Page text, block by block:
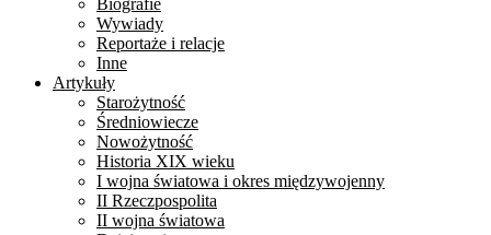
Biografie
Wywiady
Reportaże i relacje
Inne
Artykuły
Starożytność
Średniowiecze
Nowożytność
Historia XIX wieku
I wojna światowa i okres międzywojenny
II Rzeczpospolita
II wojna światowa